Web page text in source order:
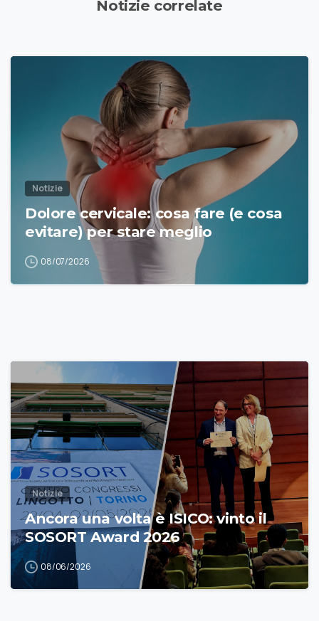
Notizie correlate
Notizie
Dolore cervicale: cosa fare (e cosa
evitare) per stare meglio
08/07/2026
Notizie
Ancora una volta è ISICO: vinto il
SOSORT Award 2026
08/06/2026